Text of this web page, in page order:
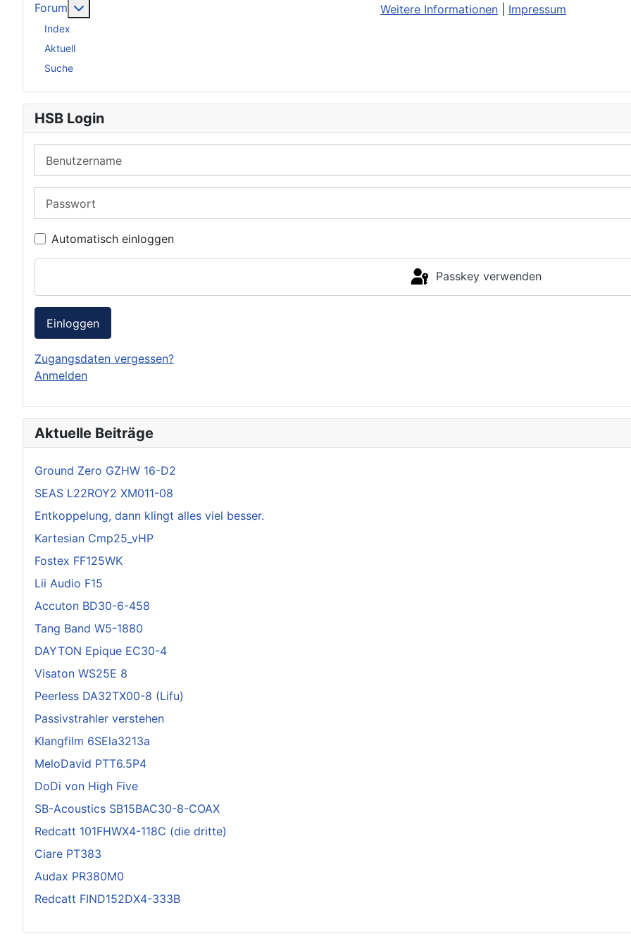
Forum
Index
Aktuell
Suche
HSB Login
Automatisch einloggen
Passkey verwenden
Einloggen
Zugangsdaten vergessen?
Anmelden
Aktuelle Beiträge
Ground Zero GZHW 16-D2
SEAS L22ROY2 XM011-08
Entkoppelung, dann klingt alles viel besser.
Kartesian Cmp25_vHP
Fostex FF125WK
Lii Audio F15
Accuton BD30-6-458
Tang Band W5-1880
DAYTON Epique EC30-4
Visaton WS25E 8
Peerless DA32TX00-8 (Lifu)
Passivstrahler verstehen
Klangfilm 6SEla3213a
MeloDavid PTT6.5P4
DoDi von High Five
SB-Acoustics SB15BAC30-8-COAX
Redcatt 101FHWX4-118C (die dritte)
Ciare PT383
Audax PR380M0
Redcatt FIND152DX4-333B
Weitere Informationen
Impressum